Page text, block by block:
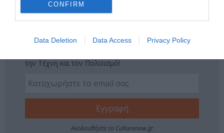
CONFIRM
Data Deletion Data Access Privacy Policy
ΦΕΣΤΙΒΑΛ ΜΟΝΗΣ ΛΑΖΑΡΙΣΤΩΝ
Newsletter
την Τέχνη και τον Πολιτισμό!
Ακολουθήστε το Culturenow.gr